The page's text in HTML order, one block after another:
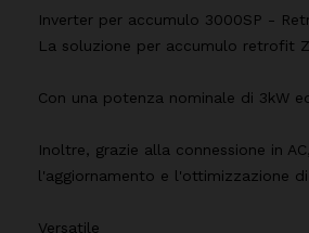
Inverter per accumulo 3000SP -
La soluzione per accumulo retrofit
Con una potenza nominale di 3kW
Inoltre, grazie alla connessione in
l'aggiornamento e l'ottimizzazione
Versatile